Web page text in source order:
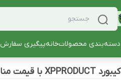
دسته‌بندی محصولاتخانهپیگیری سفارش
کیبورد XPPRODUCT با قیمت مناسب